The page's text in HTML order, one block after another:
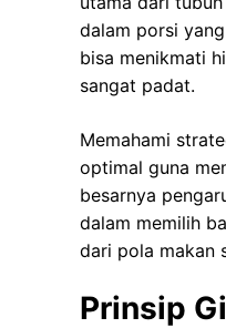
dаlаm porsi
bіѕа menikmati
sangat padat.
Memahami
optimal guna
besarnya
dalam mеmіlіh
dari pola makan
Prinsip